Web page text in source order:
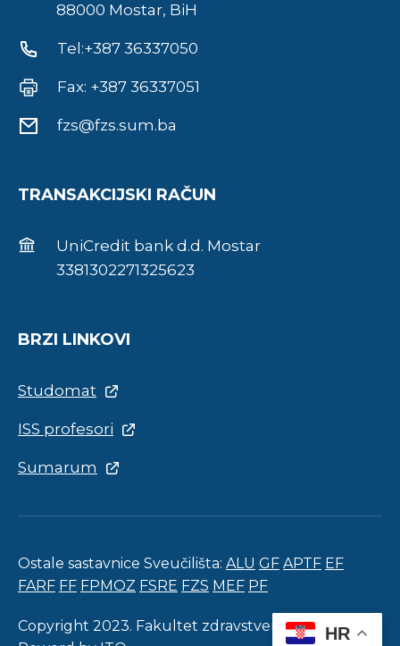
88000 Mostar, BiH
Tel:+387 36337050
Fax: +387 36337051
fzs@fzs.sum.ba
TRANSAKCIJSKI RAČUN
UniCredit bank d.d. Mostar
3381302271325623
BRZI LINKOVI
Studomat
ISS profesori
Sumarum
Ostale sastavnice Sveučilišta: ALU GF APTF EF
FARF FF FPMOZ FSRE FZS MEF PF
Copyright 2023. Fakultet zdravstvenih studija.
HR